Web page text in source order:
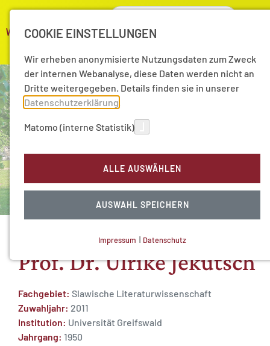
Prof. Dr. Ulrike Jekutsch
Fachgebiet: Slawische Literaturwissenschaft
Zuwahljahr: 2011
Institution: Universität Greifswald
Jahrgang: 1950
COOKIE EINSTELLUNGEN
Wir erheben anonymisierte Nutzungsdaten zum Zweck
der internen Webanalyse, diese Daten werden nicht an
Dritte weitergegeben. Details finden sie in unserer
Datenschutzerklärung
Matomo (interne Statistik)
ALLE AUSWÄHLEN
AUSWAHL SPEICHERN
Technisch notwendig.
Impressum | Datenschutz